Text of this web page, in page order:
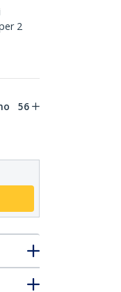
2
56